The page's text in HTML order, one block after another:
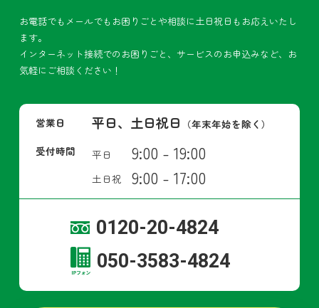
お電話でもメールでもお困りごとや相談に土日祝日もお応えいたし
ます。
インターネット接続でのお困りごと、サービスのお申込みなど、お
気軽にご相談ください！
営業日 平日、土日祝日 （年末年始を除く）
受付時間
平日 9:00 - 19:00
土日祝 9:00 - 17:00
0120-20-4824
050-3583-4824